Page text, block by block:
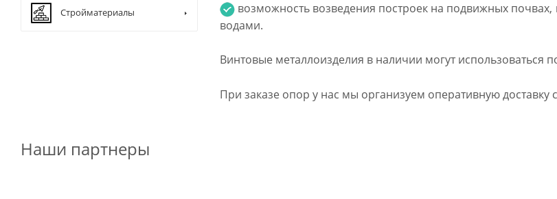
возможность возведения построек на подвижных
водами.
Винтовые металлоизделия в наличии могут использоваться
При заказе опор у нас мы организуем оперативную доставку
Стройматериалы
Наши партнеры